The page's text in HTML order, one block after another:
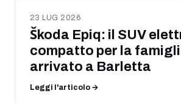
23 LUG 2026
Škoda Epiq: il SUV
compatto per la
arrivato a Barletta
Leggi l'articolo →